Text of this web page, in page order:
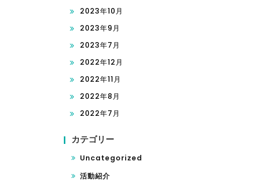
2023年10月
2023年9月
2023年7月
2022年12月
2022年11月
2022年8月
2022年7月
カテゴリー
Uncategorized
活動紹介